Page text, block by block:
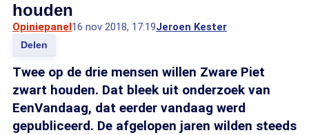
houden
Opiniepanel16 nov 2018, 17:19Jeroen Kester
Delen
Twee op de drie mensen willen Zware Piet
zwart houden. Dat bleek uit onderzoek van
EenVandaag, dat eerder vandaag werd
gepubliceerd. De afgelopen jaren wilden steeds